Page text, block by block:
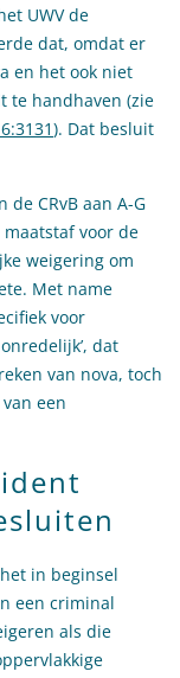
UWV de
dat, omdat er
en het ook niet
te handhaven (zie
). Dat besluit
CRvB aan A-G
voor de
weigering om
Met name
voor
dat
van nova, toch
een
in beginsel
een criminal
als die